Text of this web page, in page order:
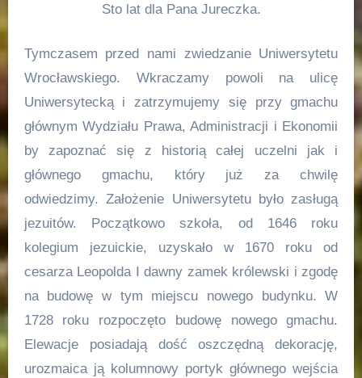
Sto lat dla Pana Jureczka.
Tymczasem przed nami zwiedzanie Uniwersytetu
Wrocławskiego. Wkraczamy powoli na ulicę
Uniwersytecką i zatrzymujemy się przy gmachu
głównym Wydziału Prawa, Administracji i Ekonomii
by zapoznać się z historią całej uczelni jak i
głównego gmachu, który już za chwilę
odwiedzimy. Założenie Uniwersytetu było zasługą
jezuitów. Początkowo szkoła, od 1646 roku
kolegium jezuickie, uzyskało w 1670 roku od
cesarza Leopolda I dawny zamek królewski i zgodę
na budowę w tym miejscu nowego budynku. W
1728 roku rozpoczęto budowę nowego gmachu.
Elewacje posiadają dość oszczędną dekorację,
urozmaica ją kolumnowy portyk głównego wejścia